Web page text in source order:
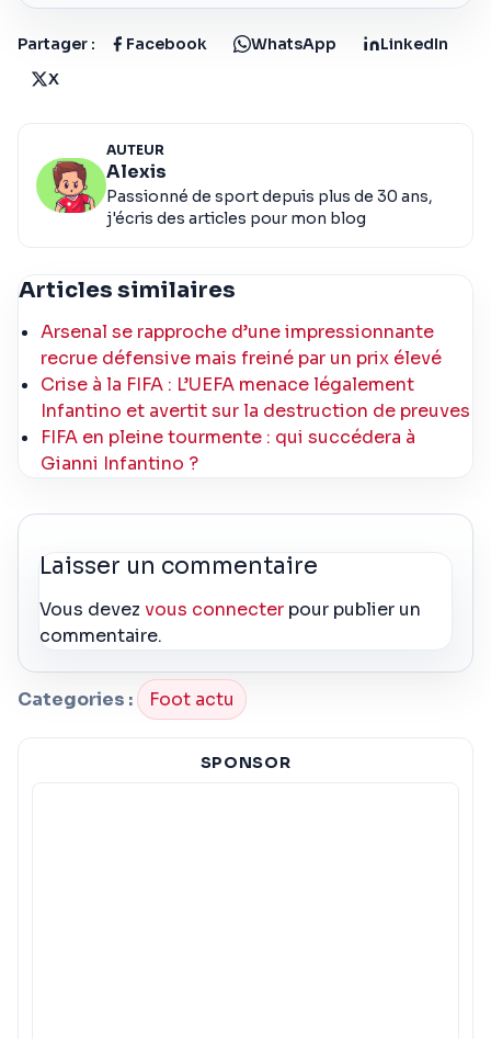
Partager : Facebook WhatsApp
LinkedIn
X
AUTEUR
Alexis
Passionné de sport depuis plus de 30 ans,
j'écris des articles pour mon blog
Articles similaires
Arsenal se rapproche d’une impressionnante
recrue défensive mais freiné par un prix élevé
Crise à la FIFA : L’UEFA menace légalement
Infantino et avertit sur la destruction de preuves
FIFA en pleine tourmente : qui succédera à
Gianni Infantino ?
Laisser un commentaire
Vous devezvous connecter pour publier un
commentaire.
Categories : Foot actu
SPONSOR